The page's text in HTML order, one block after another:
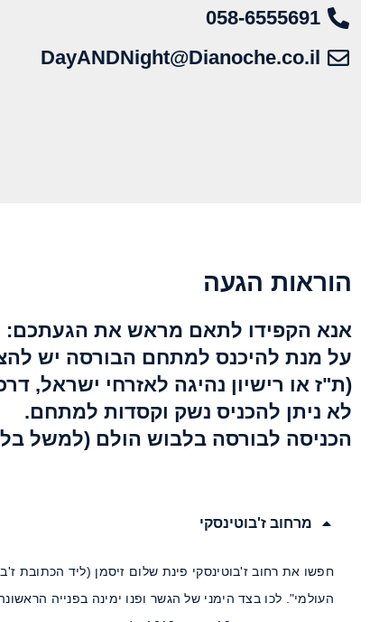
058-6555691
DayANDNight@Dianoche.co.il
הוראות הגעה
אנא הקפידו לתאם מראש את הגעתכם:
על מנת להיכנס למתחם הבורסה יש
(ת"ז או רישיון נהיגה לאזרחי ישראל,
לא ניתן להכניס נשק וקסדות למתחם.
הכניסה לבורסה בלבוש הולם (למשל
מרחוב ז'בוטינסקי
העולמי". לכו בצד הימני של הגשר ופנו ימינה בפנייה